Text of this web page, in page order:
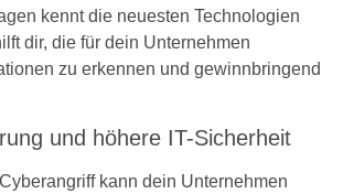
kennt die neuesten Technologien
dir, die für dein Unternehmen
zu erkennen und gewinnbringend
und höhere IT-Sicherheit
kann dein Unternehmen